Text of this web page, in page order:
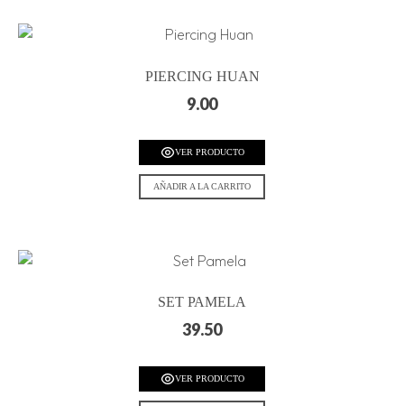
PIERCING HUAN
9.00
VER PRODUCTO
AÑADIR A LA CARRITO
SET PAMELA
39.50
VER PRODUCTO